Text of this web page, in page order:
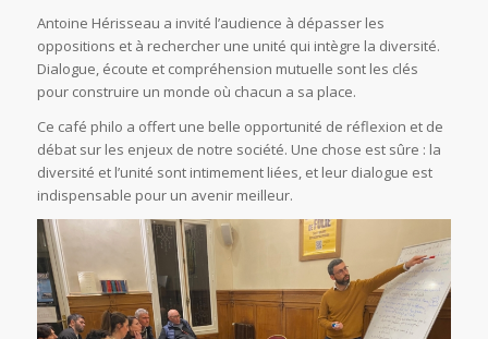
Antoine Hérisseau a invité l’audience à dépasser les
oppositions et à rechercher une unité qui intègre la diversité.
Dialogue, écoute et compréhension mutuelle sont les clés
pour construire un monde où chacun a sa place.
Ce café philo a offert une belle opportunité de réflexion et de
débat sur les enjeux de notre société. Une chose est sûre : la
diversité et l’unité sont intimement liées, et leur dialogue est
indispensable pour un avenir meilleur.